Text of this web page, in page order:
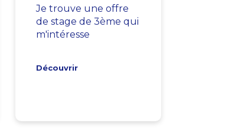
Je trouve une offre
de stage de 3ème qui
m'intéresse
Découvrir